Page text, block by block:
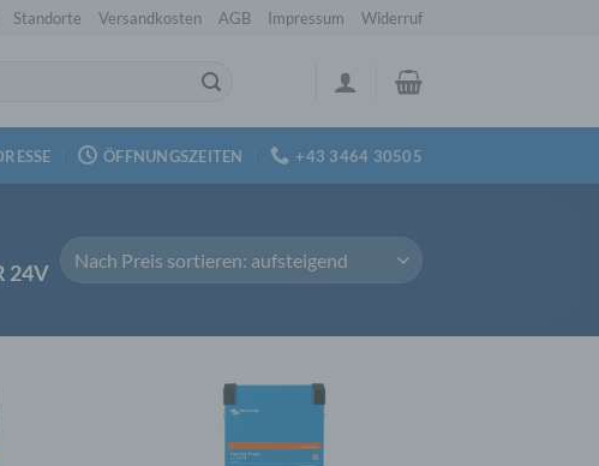
Standorte Versandkosten AGB Impressum Widerruf
ÖFFNUNGSZEITEN +43 3464 30505
24V